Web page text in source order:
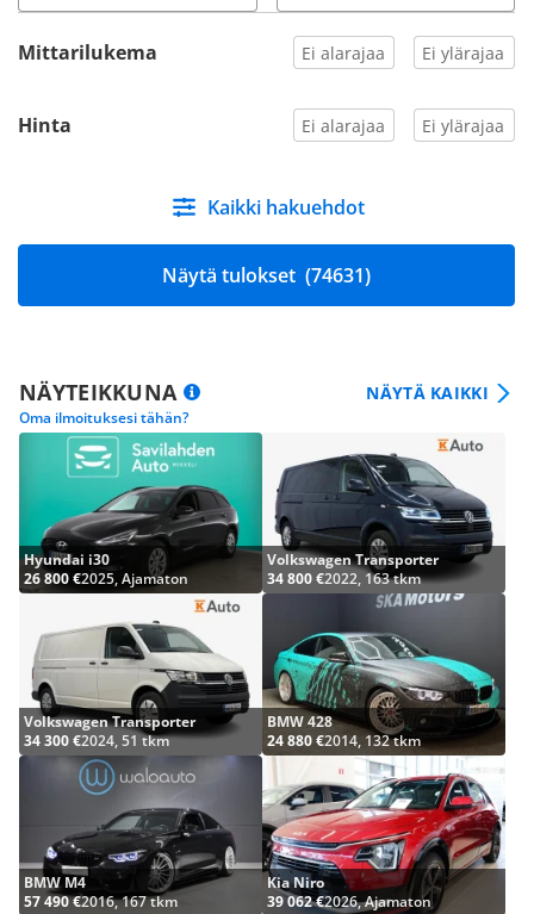
Mittarilukema
Hinta
Kaikki hakuehdot
Näytä tulokset (74631)
NÄYTEIKKUNA
Oma ilmoituksesi tähän?
NÄYTÄ KAIKKI
Hyundai i30
26 800 €2025, Ajamaton
Volkswagen Transporter
34 800 €2022, 163 tkm
Volkswagen Transporter
34 300 €2024, 51 tkm
BMW 428
24 880 €2014, 132 tkm
BMW M4
57 490 €2016, 167 tkm
Kia Niro
39 062 €2026, Ajamaton